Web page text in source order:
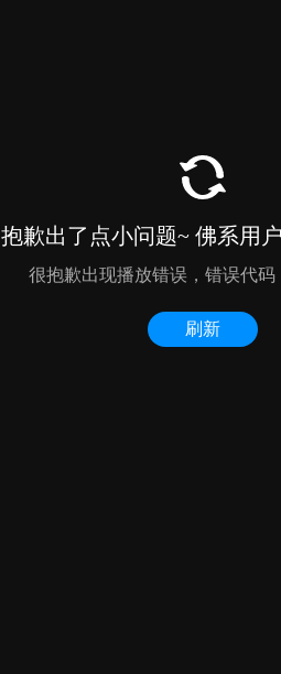
抱歉出了点小问题~ 佛系用
很抱歉出现播放错误，错误代码
刷新